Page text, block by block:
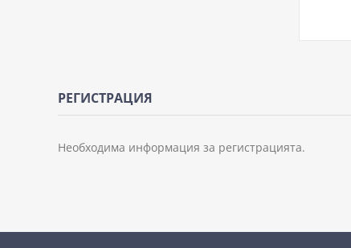
РЕГИСТРАЦИЯ
Необходима информация за регистрацията.